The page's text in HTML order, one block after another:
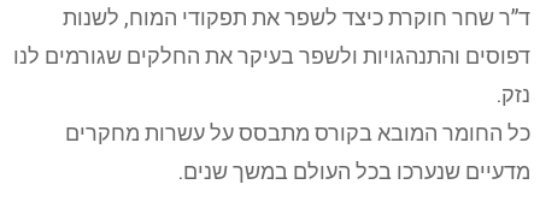
ד”ר שחר חוקרת כיצד לשפר את תפקודי המוח, לשנות
דפוסים והתנהגויות ולשפר בעיקר את החלקים שגורמים לנו
נזק.
כל החומר המובא בקורס מתבסס על עשרות מחקרים
מדעיים שנערכו בכל העולם במשך שנים.